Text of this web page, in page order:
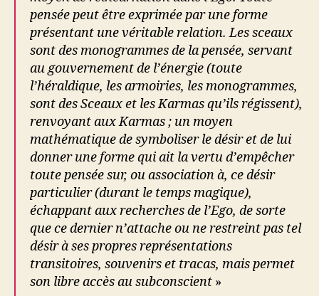
pensée peut être exprimée par une forme
présentant une véritable relation. Les sceaux
sont des monogrammes de la pensée, servant
au gouvernement de l’énergie (toute
l’héraldique, les armoiries, les monogrammes,
sont des Sceaux et les Karmas qu’ils régissent),
renvoyant aux Karmas ; un moyen
mathématique de symboliser le désir et de lui
donner une forme qui ait la vertu d’empêcher
toute pensée sur, ou association à, ce désir
particulier (durant le temps magique),
échappant aux recherches de l’Ego, de sorte
que ce dernier n’attache ou ne restreint pas tel
désir à ses propres représentations
transitoires, souvenirs et tracas, mais permet
son libre accès au subconscient »